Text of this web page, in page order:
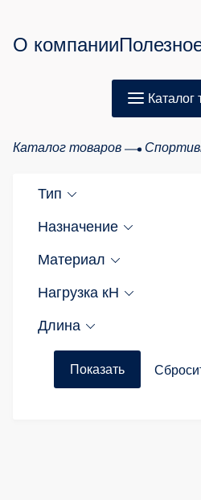
О компании
Каталог
Каталог товаров
Тип
Назначение
Материал
Нагрузка кН
Длина